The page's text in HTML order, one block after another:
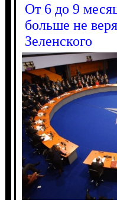
От 6 до 9
больше не
Зеленского